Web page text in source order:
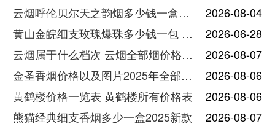
云烟呼伦贝尔天之韵烟多少钱一盒中支价格
2026-08-04
黄山金皖细支玫瑰爆珠多少钱一包 黄山金皖细支玫瑰爆珠2025最新价格
2026-06-28
云烟属于什么档次 云烟全部烟价格表大全
2026-08-07
金圣香烟价格以及图片2025年全部价格
2026-08-06
黄鹤楼价格一览表 黄鹤楼所有价格表
2026-08-06
熊猫经典细支香烟多少一盒2025新款
2026-08-07